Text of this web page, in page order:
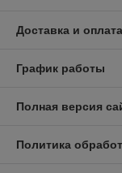
Доставка и оплата
График работы
Полная версия
Политика